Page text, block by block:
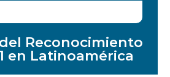
Reconocimiento
en Latinoamérica